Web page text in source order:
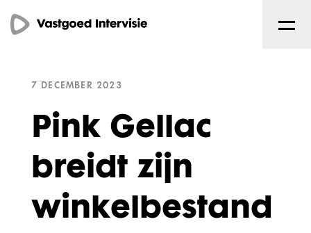
7 DECEMBER 2023
Pink Gellac
breidt zijn
winkelbestand